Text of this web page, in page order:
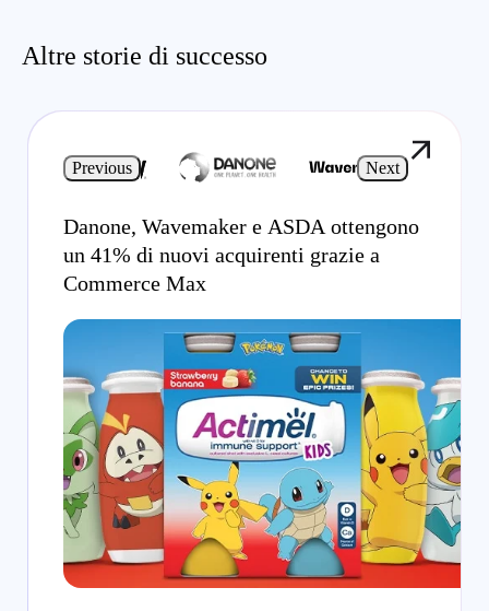
Altre storie di successo
Previous Next
Danone, Wavemaker e ASDA ottengono
un 41% di nuovi acquirenti grazie a
Commerce Max